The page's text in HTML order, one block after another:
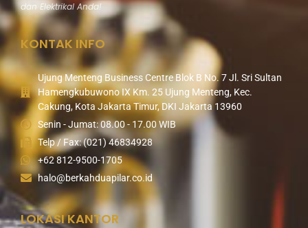
dan Elektrikal Anda!
KONTAK INFO
Ujung Menteng Business Centre Blok B No. 7 Jl. Sri Sultan
Hamengkubuwono IX Km. 25 Ujung Menteng, Kec.
Cakung, Kota Jakarta Timur, DKI Jakarta 13960
Senin - Jumat: 08.00 - 17.00 WIB
Telp / Fax: (021) 46834928
+62 812-9500-1705
halo@berkahduapilar.co.id
LOKASI KANTOR